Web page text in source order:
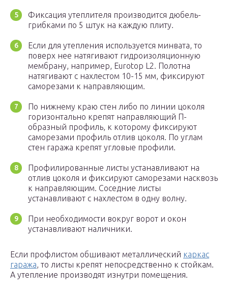
Фиксация утеплителя производится дюбель-
грибками по 5 штук на каждую плиту.
Если для утепления используется минвата, то
поверх нее натягивают гидроизоляционную
мембрану, например, Eurotop L2. Полотна
натягивают с нахлестом 10-15 мм, фиксируют
саморезами к направляющим.
По нижнему краю стен либо по линии цоколя
горизонтально крепят направляющий П-
образный профиль, к которому фиксируют
саморезами профиль отлив цоколя. По углам
стен гаража крепят угловые профили.
Профилированные листы устанавливают на
отлив цоколя и фиксируют саморезами насквозь
к направляющим. Соседние листы
устанавливают с нахлестом в одну волну.
При необходимости вокруг ворот и окон
устанавливают наличники.
Если профлистом обшивают металлический каркас
гаража, то листы крепят непосредственно к стойкам.
А утепление производят изнутри помещения.